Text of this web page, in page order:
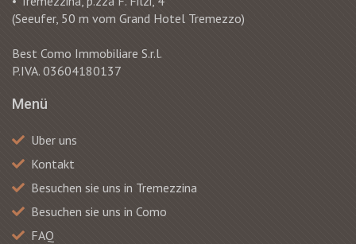
(Seeufer, 50 m vom Grand Hotel Tremezzo)
Best Como Immobiliare S.r.l.
P.IVA. 03604180137
Menü
Uber uns
Kontakt
Besuchen sie uns in Tremezzina
Besuchen sie uns in Como
FAQ